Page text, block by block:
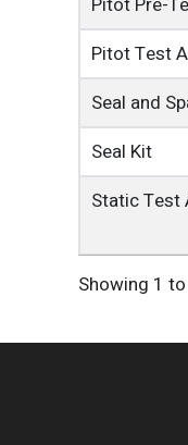
Pitot Test
Seal and
Seal Kit
Static Test
Showing 1